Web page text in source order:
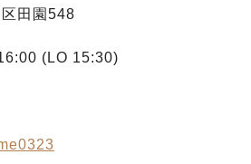
田園548
(LO 15:30)